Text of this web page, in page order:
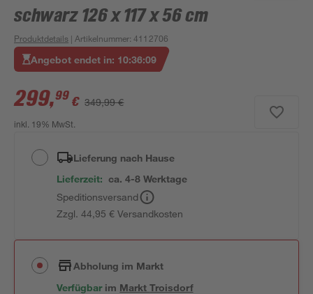
schwarz 126 x 117 x 56 cm
Produktdetails | Artikelnummer:4112706
Angebot endet in: 10:36:09
299,99 € 349,99 €
inkl. 19% MwSt.
Lieferung nach Hause
Lieferzeit: ca. 4-8 Werktage
Speditionsversand
Zzgl. 44,95 € Versandkosten
Abholung im Markt
Verfügbar im MarktTroisdorf